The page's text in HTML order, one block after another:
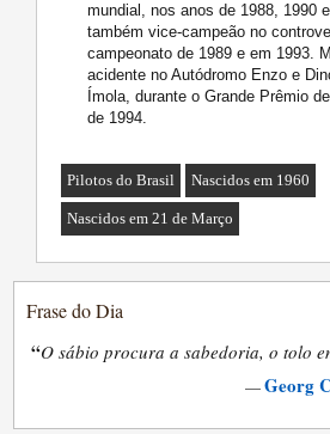
mundial, nos anos de 1988, 1990
também vice-campeão no
campeonato de 1989 e em 1993.
acidente no Autódromo Enzo e
Ímola, durante o Grande Prêmio
de 1994.
Pilotos do Brasil Nascidos em 1960
Nascidos em 21 de Março
Frase do Dia
“O sábio procura a sabedoria, o tolo
—Georg